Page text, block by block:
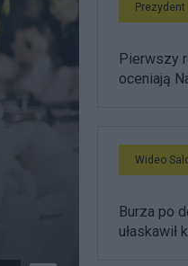
Prezydent
Pierwszy
oceniają
Wideo
Burza po
ułaskawił